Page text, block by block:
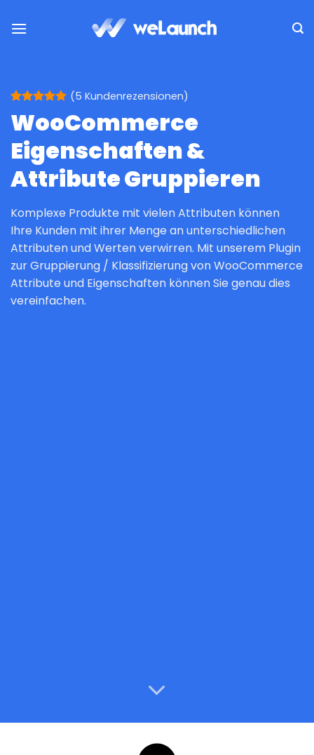
Inhalt
mit 5von
auf
Kundenbewertungen
(5 Kundenrezensionen)
WooCommerce
Eigenschaften &
Attribute Gruppieren
Komplexe Produkte mit vielen Attributen können
Ihre Kunden mit ihrer Menge an unterschiedlichen
Attributen und Werten verwirren. Mit unserem Plugin
zur Gruppierung / Klassifizierung von WooCommerce
Attribute und Eigenschaften können Sie genau dies
vereinfachen.